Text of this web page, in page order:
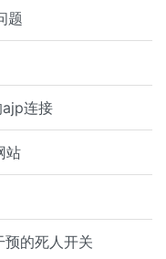
题
连接
站
的死人开关